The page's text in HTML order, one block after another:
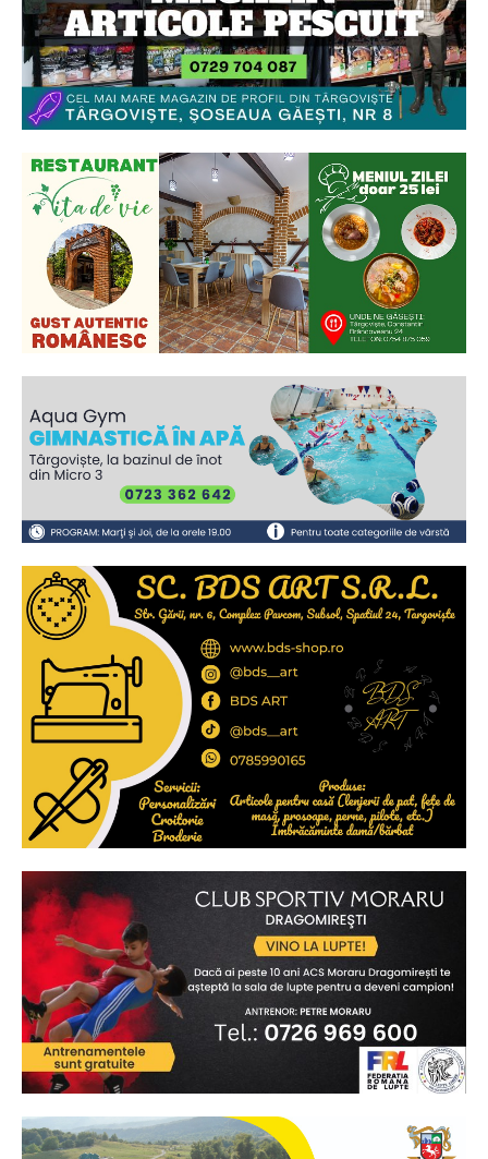
Ionuț Parghel
2de 2